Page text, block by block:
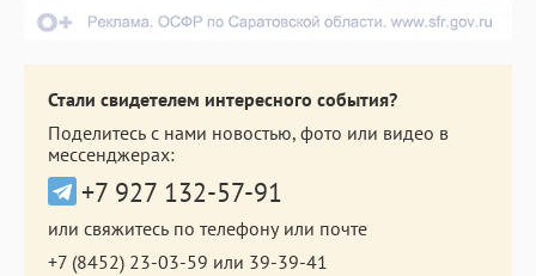
Стали свидетелем интересного события?
Поделитесь с нами новостью, фото или видео в
мессенджерах:
+7 927 132-57-91
или свяжитесь по телефону или почте
+7 (8452) 23-03-59 или 39-39-41